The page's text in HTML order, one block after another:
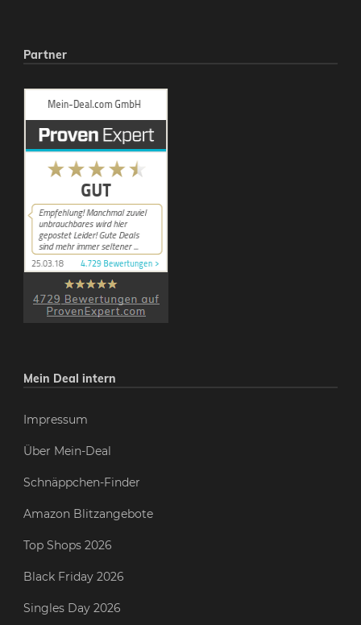
Partner
Mein Deal intern
Impressum
Über Mein-Deal
Schnäppchen-Finder
Amazon Blitzangebote
Top Shops 2026
Black Friday 2026
Singles Day 2026